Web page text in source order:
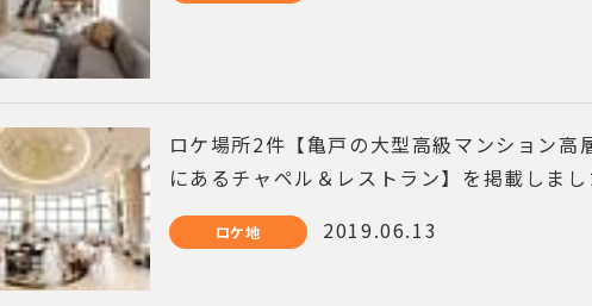
ロケ場所2件【亀戸の大型高級マンション
にあるチャペル＆レストラン】を掲載しまし
ロケ地 2019.06.13